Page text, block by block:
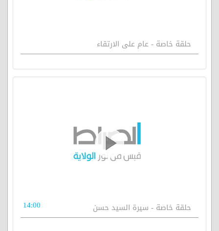
حلقة خاصة - عام على الارتقاء
حلقة خاصة - سيرة السيد حسن 14:00